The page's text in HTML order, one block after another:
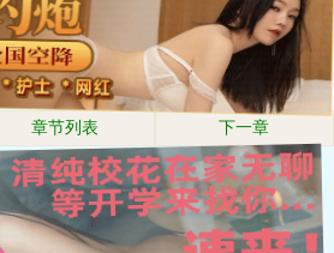
章节列表 下一章